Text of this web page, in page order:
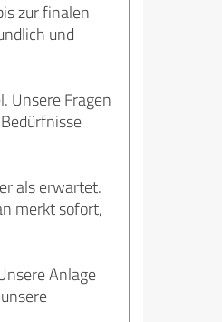
zur finalen
und
Unsere Fragen
als erwartet.
merkt sofort,
Anlage